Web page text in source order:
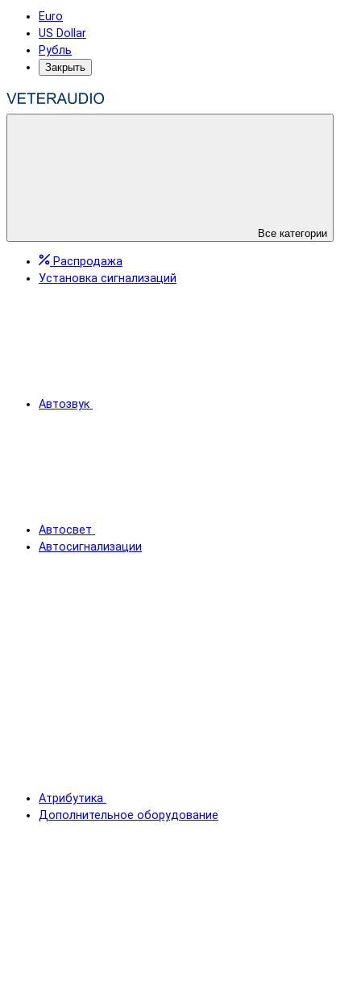
Euro
US Dollar
Рубль
Закрыть
Все категории
Распродажа
Установка сигнализаций
Автозвук
Автосвет
Автосигнализации
Атрибутика
Дополнительное оборудование